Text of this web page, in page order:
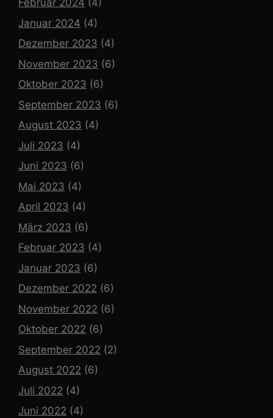
Februar 2024 (4)
Januar 2024 (4)
Dezember 2023 (4)
November 2023 (6)
Oktober 2023 (6)
September 2023 (6)
August 2023 (4)
Juli 2023 (4)
Juni 2023 (6)
Mai 2023 (4)
April 2023 (4)
März 2023 (6)
Februar 2023 (4)
Januar 2023 (6)
Dezember 2022 (6)
November 2022 (6)
Oktober 2022 (6)
September 2022 (2)
August 2022 (6)
Juli 2022 (4)
Juni 2022 (4)